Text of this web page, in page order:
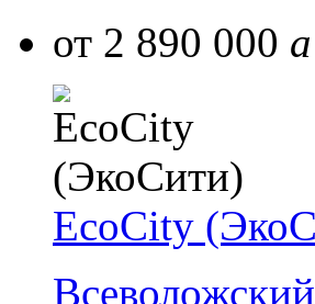
от 2 890 000 a
EcoCity